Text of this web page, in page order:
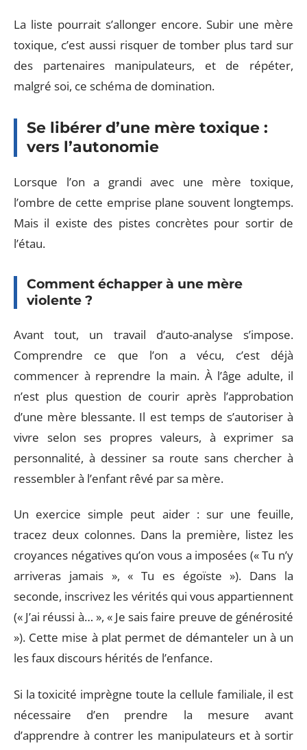
La liste pourrait s’allonger encore. Subir une mère
toxique, c’est aussi risquer de tomber plus tard sur
des partenaires manipulateurs, et de répéter,
malgré soi, ce schéma de domination.
Se libérer d’une mère toxique :
vers l’autonomie
Lorsque l’on a grandi avec une mère toxique,
l’ombre de cette emprise plane souvent longtemps.
Mais il existe des pistes concrètes pour sortir de
l’étau.
Comment échapper à une mère
violente ?
Avant tout, un travail d’auto-analyse s’impose.
Comprendre ce que l’on a vécu, c’est déjà
commencer à reprendre la main. À l’âge adulte, il
n’est plus question de courir après l’approbation
d’une mère blessante. Il est temps de s’autoriser à
vivre selon ses propres valeurs, à exprimer sa
personnalité, à dessiner sa route sans chercher à
ressembler à l’enfant rêvé par sa mère.
Un exercice simple peut aider : sur une feuille,
tracez deux colonnes. Dans la première, listez les
croyances négatives qu’on vous a imposées (« Tu n’y
arriveras jamais », « Tu es égoïste »). Dans la
seconde, inscrivez les vérités qui vous appartiennent
(« J’ai réussi à… », « Je sais faire preuve de générosité
»). Cette mise à plat permet de démanteler un à un
les faux discours hérités de l’enfance.
Si la toxicité imprègne toute la cellule familiale, il est
nécessaire d’en prendre la mesure avant
d’apprendre à contrer les manipulateurs et à sortir